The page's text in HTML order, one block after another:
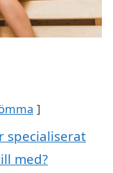
specialiserat
med?